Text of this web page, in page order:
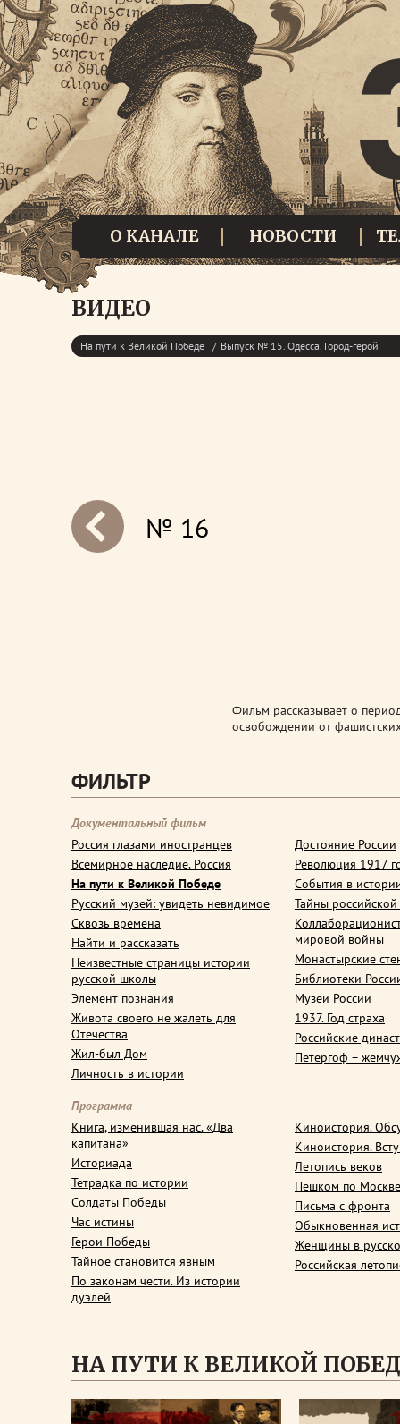
О КАНАЛЕ НОВОСТИ
ВИДЕО
На пути к Великой Победе Выпуск № 15. Одесса. Город-герой
№ 16
Фильм рассказывает о
освобождении от
ФИЛЬТР
Документальный фильм
Россия глазами иностранцев
Всемирное наследие. Россия
На пути к Великой Победе
Русский музей: увидеть невидимое
Сквозь времена
Найти и рассказать
Неизвестные страницы истории
русской школы
Элемент познания
Живота своего не жалеть для
Отечества
Жил-был Дом
Личность в истории
Достояние России
Революция 1917
События в
Тайны
мировой войны
Монастырские
Библиотеки
Музеи России
1937. Год страха
Российские
Петергоф –
Программа
Книга, изменившая нас. «Два
капитана»
Историада
Тетрадка по истории
Солдаты Победы
Час истины
Герои Победы
Тайное становится явным
По законам чести. Из истории
дуэлей
Киноистория.
Киноистория.
Летопись веков
Пешком по Москве
Письма с фронта
Обыкновенная
Женщины в
Российская
НА ПУТИ К ВЕЛИКОЙ